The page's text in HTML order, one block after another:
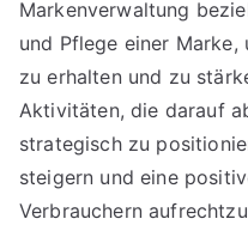
Markenverwaltung
und Pflege einer
zu erhalten und zu
Aktivitäten, die darauf
strategisch zu
steigern und eine
Verbrauchern